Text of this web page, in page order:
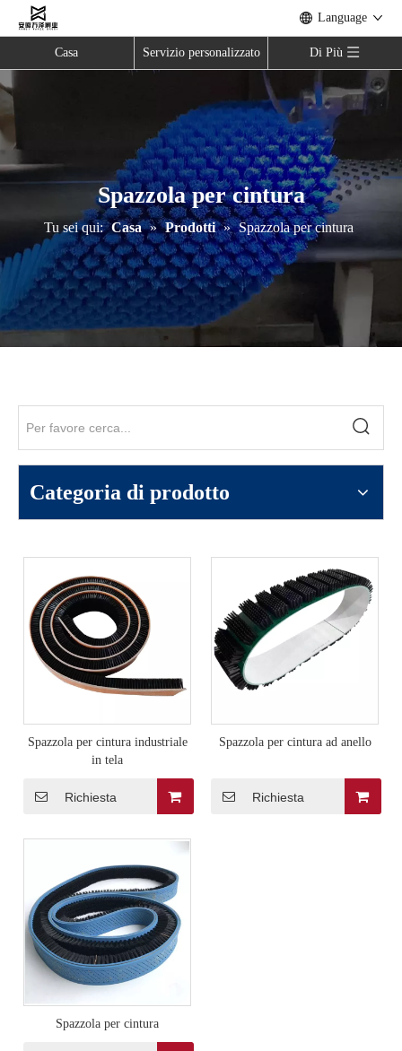
Language
Casa Servizio personalizzato Di Più
Spazzola per cintura
Tu sei qui: Casa » Prodotti » Spazzola per cintura
Categoria di prodotto
Spazzola per cintura industriale
in tela
Richiesta
Spazzola per cintura ad anello
Richiesta
Spazzola per cintura